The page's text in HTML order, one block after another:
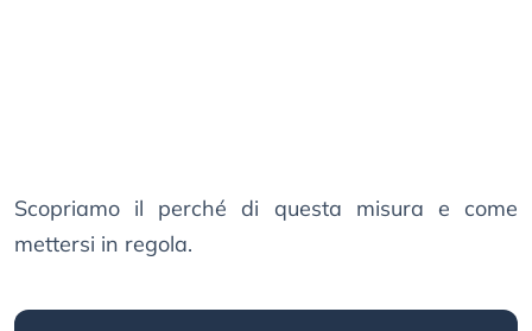
Scopriamo il perché di questa misura e come
mettersi in regola.